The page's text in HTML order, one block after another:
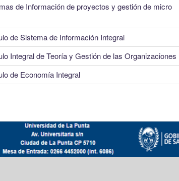
de Información de proyectos y gestión de micro
de Sistema de Información Integral
Integral de Teoría y Gestión de las Organizaciones
de Economía Integral